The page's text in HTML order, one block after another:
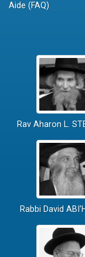
Aide (FAQ)
Rav Aharon L.
Rabbi David